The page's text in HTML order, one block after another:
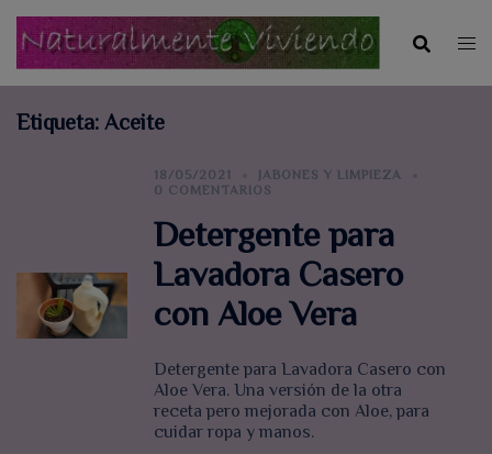
contenido
Etiqueta: Aceite
18/05/2021
JABONES Y LIMPIEZA
0 COMENTARIOS
Detergente para
Lavadora Casero
con Aloe Vera
Detergente para Lavadora Casero con
Aloe Vera. Una versión de la otra
receta pero mejorada con Aloe, para
cuidar ropa y manos.